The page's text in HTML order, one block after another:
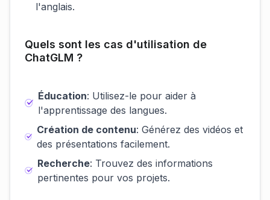
l'anglais.
Quels sont les cas d'utilisation de
ChatGLM ?
Éducation: Utilisez-le pour aider à
l'apprentissage des langues.
Création de contenu: Générez des vidéos et
des présentations facilement.
Recherche: Trouvez des informations
pertinentes pour vos projets.